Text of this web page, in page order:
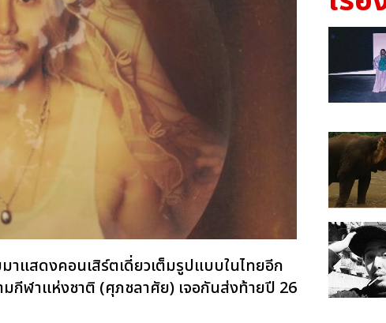
าแสดงคอนเสิร์ตเดี่ยวเต็มรูปแบบในไทยอีก
กีฬาแห่งชาติ (ศุภชลาศัย) เจอกันส่งท้ายปี 26